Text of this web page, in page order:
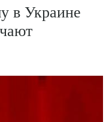
в Украине